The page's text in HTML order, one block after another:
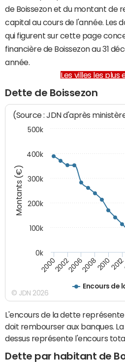
de Boissezon et du montant de
capital au cours de l'année. Les
qui figurent sur cette page
financière de Boissezon au 31
année.
Les villes les plus
Dette de Boissezon
Montants (€)
(Source : JDN d'après
Encours de
200020022006200820102012
0k
100k
200k
300k
400k
500k
© JDN 2026
L'encours de la dette
doit rembourser aux banques.
dessus représente l'encours
Dette par habitant de